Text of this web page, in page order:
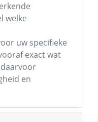
welke
uw specifieke
exact wat
en